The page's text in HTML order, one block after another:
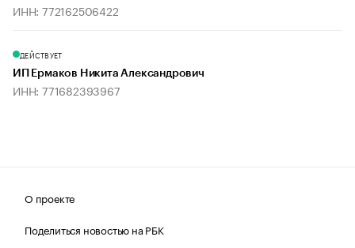
ИНН: 772162506422
ДЕЙСТВУЕТ
ИП Ермаков Никита Александрович
ИНН: 771682393967
О проекте
Поделиться новостью на РБК